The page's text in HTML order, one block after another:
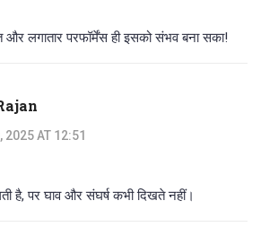
और लगातार परफॉर्मेंस ही इसको संभव बना सका!
2025 AT 12:51
है, पर घाव और संघर्ष कभी दिखते नहीं।